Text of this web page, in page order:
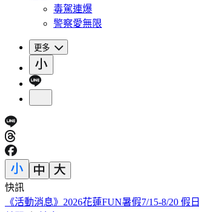
毒駕連爆
警察愛無限
更多
快訊
《活動消息》2026花蓮FUN暑假7/15-8/20 假